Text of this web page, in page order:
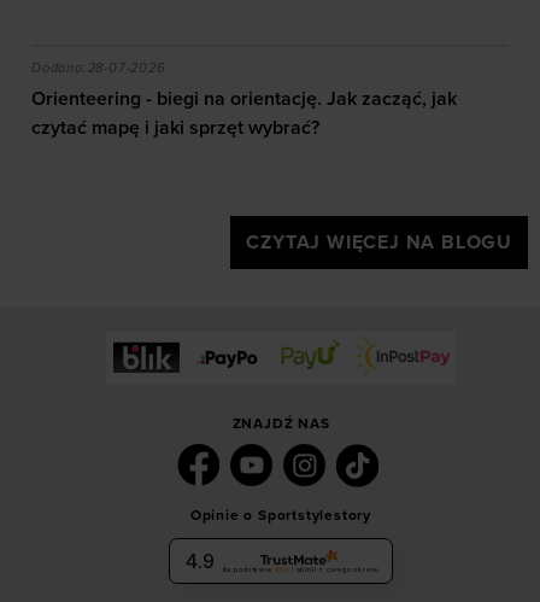
efekty daje trening?
Orienteering - biegi na orientację. Jak zacząć, jak
Dodano:28-07-2026
Orienteering - biegi na orientację. Jak zacząć, jak
czytać mapę i jaki sprzęt wybrać?
CZYTAJ WIĘCEJ NA BLOGU
ZNAJDŹ NAS
Opinie o Sportstylestory
4.9 Na podstawie 6031 opinii z całego okresu